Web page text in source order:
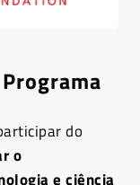
do
o
e ciência